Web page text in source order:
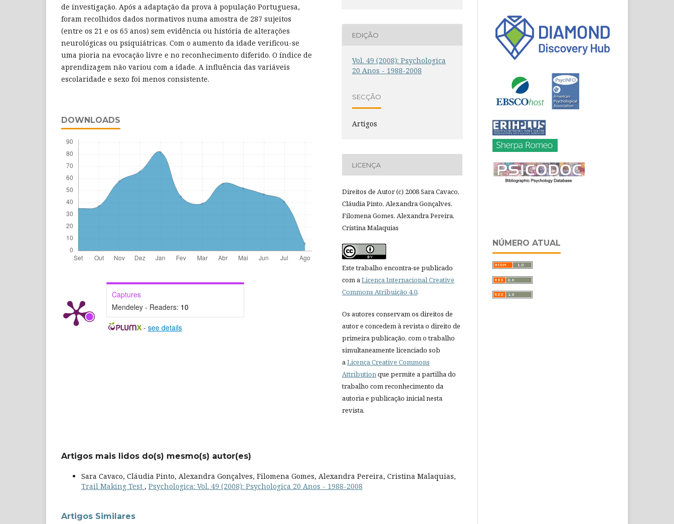
de investigação. Após a adaptação da prova à população Portuguesa,
foram recolhidos dados normativos numa amostra de 287 sujeitos
(entre os 21 e os 65 anos) sem evidência ou história de alterações
neurológicas ou psiquiátricas. Com o aumento da idade verificou-se
uma pioria na evocação livre e no reconhecimento diferido. O índice de
aprendizagem não variou com a idade. A influência das variáveis
escolaridade e sexo foi menos consistente.
DOWNLOADS
Captures
Mendeley - Readers: 10
- see details
EDIÇÃO
Vol. 49 (2008): Psychologica
20 Anos - 1988-2008
SECÇÃO
Artigos
LICENÇA
Direitos de Autor (c) 2008 Sara Cavaco,
Cláudia Pinto, Alexandra Gonçalves,
Filomena Gomes, Alexandra Pereira,
Cristina Malaquias
Este trabalho encontra-se publicado
com aLicença Internacional Creative
Commons Atribuição 4.0.
Os autores conservam os direitos de
autor e concedem à revista o direito de
primeira publicação, com o trabalho
simultaneamente licenciado sob
aLicença Creative Commons
Attributionque permite a partilha do
trabalho com reconhecimento da
autoria e publicação inicial nesta
revista.
Artigos mais lidos do(s) mesmo(s) autor(es)
Sara Cavaco, Cláudia Pinto, Alexandra Gonçalves, Filomena Gomes, Alexandra Pereira, Cristina Malaquias,
Trail Making Test , Psychologica: Vol. 49 (2008): Psychologica 20 Anos - 1988-2008
Artigos Similares
NÚMERO ATUAL